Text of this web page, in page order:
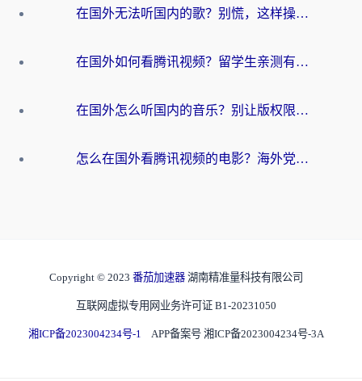
在国外无法听国内的歌？别慌，这样操作就能畅听QQ音乐（附亲测加速器推荐）
在国外如何看腾讯视频？留学生亲测有效的回国加速方案
在国外怎么听国内的音乐？别让版权限制断了你的华语歌单
怎么在国外看腾讯视频的电影？海外党亲测有效的回国加速指南
Copyright © 2023 番茄加速器 湖南精准量科技有限公司
互联网虚拟专用网业务许可证 B1-20231050
湘ICP备2023004234号-1 APP备案号 湘ICP备2023004234号-3A